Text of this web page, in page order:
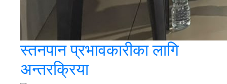
स्तनपान प्रभावकारीका लागि
अन्तरक्रिया